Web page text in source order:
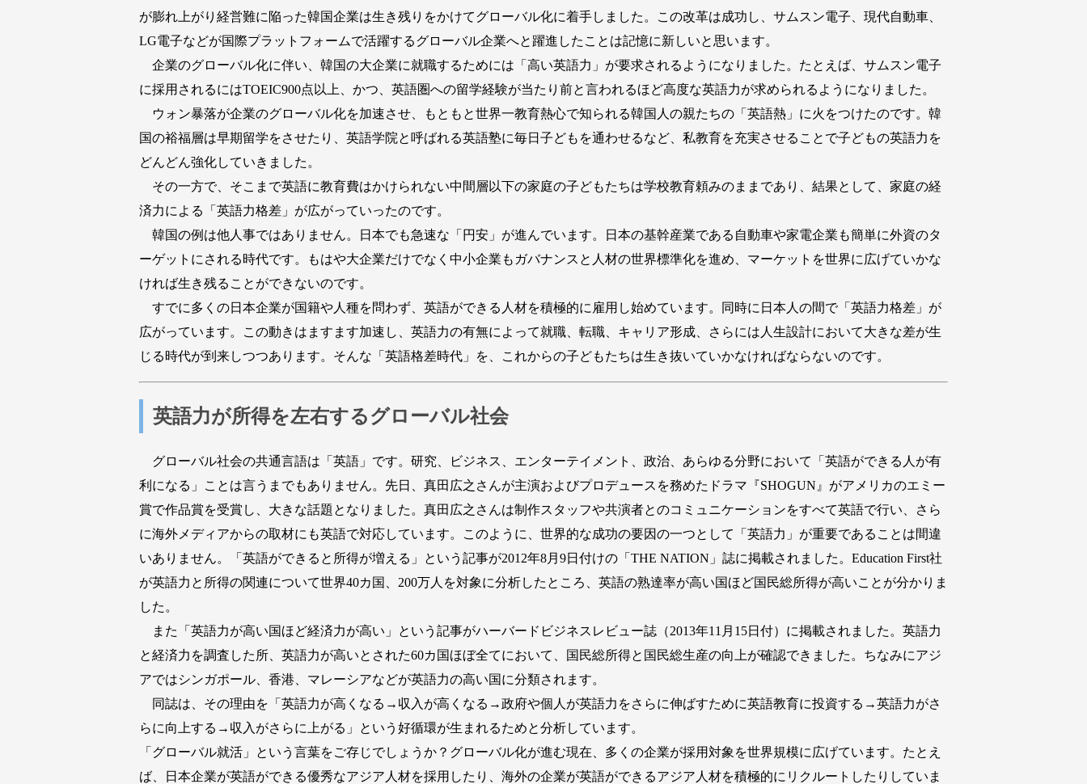
が膨れ上がり経営難に陥った韓国企業は生き残りをかけてグローバル化に着手しました。この改革は成功し、サムスン電子、現代自動車、
LG電子などが国際プラットフォームで活躍するグローバル企業へと躍進したことは記憶に新しいと思います。
企業のグローバル化に伴い、韓国の大企業に就職するためには「高い英語力」が要求されるようになりました。たとえば、サムスン電子
に採用されるにはTOEIC900点以上、かつ、英語圏への留学経験が当たり前と言われるほど高度な英語力が求められるようになりました。
ウォン暴落が企業のグローバル化を加速させ、もともと世界一教育熱心で知られる韓国人の親たちの「英語熱」に火をつけたのです。韓
国の裕福層は早期留学をさせたり、英語学院と呼ばれる英語塾に毎日子どもを通わせるなど、私教育を充実させることで子どもの英語力を
どんどん強化していきました。
その一方で、そこまで英語に教育費はかけられない中間層以下の家庭の子どもたちは学校教育頼みのままであり、結果として、家庭の経
済力による「英語力格差」が広がっていったのです。
韓国の例は他人事ではありません。日本でも急速な「円安」が進んでいます。日本の基幹産業である自動車や家電企業も簡単に外資のタ
ーゲットにされる時代です。もはや大企業だけでなく中小企業もガバナンスと人材の世界標準化を進め、マーケットを世界に広げていかな
ければ生き残ることができないのです。
すでに多くの日本企業が国籍や人種を問わず、英語ができる人材を積極的に雇用し始めています。同時に日本人の間で「英語力格差」が
広がっています。この動きはますます加速し、英語力の有無によって就職、転職、キャリア形成、さらには人生設計において大きな差が生
じる時代が到来しつつあります。そんな「英語格差時代」を、これからの子どもたちは生き抜いていかなければならないのです。
英語力が所得を左右するグローバル社会
グローバル社会の共通言語は「英語」です。研究、ビジネス、エンターテイメント、政治、あらゆる分野において「英語ができる人が有
利になる」ことは言うまでもありません。先日、真田広之さんが主演およびプロデュースを務めたドラマ『SHOGUN』がアメリカのエミー
賞で作品賞を受賞し、大きな話題となりました。真田広之さんは制作スタッフや共演者とのコミュニケーションをすべて英語で行い、さら
に海外メディアからの取材にも英語で対応しています。このように、世界的な成功の要因の一つとして「英語力」が重要であることは間違
いありません。「英語ができると所得が増える」という記事が2012年8月9日付けの「THE NATION」誌に掲載されました。Education First社
が英語力と所得の関連について世界40カ国、200万人を対象に分析したところ、英語の熟達率が高い国ほど国民総所得が高いことが分かりま
した。
また「英語力が高い国ほど経済力が高い」という記事がハーバードビジネスレビュー誌（2013年11月15日付）に掲載されました。英語力
と経済力を調査した所、英語力が高いとされた60カ国ほぼ全てにおいて、国民総所得と国民総生産の向上が確認できました。ちなみにアジ
アではシンガポール、香港、マレーシアなどが英語力の高い国に分類されます。
同誌は、その理由を「英語力が高くなる→収入が高くなる→政府や個人が英語力をさらに伸ばすために英語教育に投資する→英語力がさ
らに向上する→収入がさらに上がる」という好循環が生まれるためと分析しています。
「グローバル就活」という言葉をご存じでしょうか？グローバル化が進む現在、多くの企業が採用対象を世界規模に広げています。たとえ
ば、日本企業が英語ができる優秀なアジア人材を採用したり、海外の企業が英語ができるアジア人材を積極的にリクルートしたりしていま